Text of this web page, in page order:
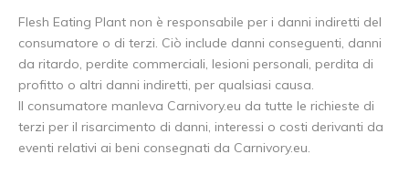
Flesh Eating Plant non è responsabile per i danni indiretti del
consumatore o di terzi. Ciò include danni conseguenti, danni
da ritardo, perdite commerciali, lesioni personali, perdita di
profitto o altri danni indiretti, per qualsiasi causa.
Il consumatore manleva Carnivory.eu da tutte le richieste di
terzi per il risarcimento di danni, interessi o costi derivanti da
eventi relativi ai beni consegnati da Carnivory.eu.